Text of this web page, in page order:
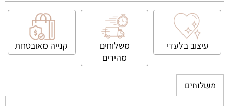
עיצוב בלעדי
משלוחים
מהירים
קנייה מאובטחת
משלוחים